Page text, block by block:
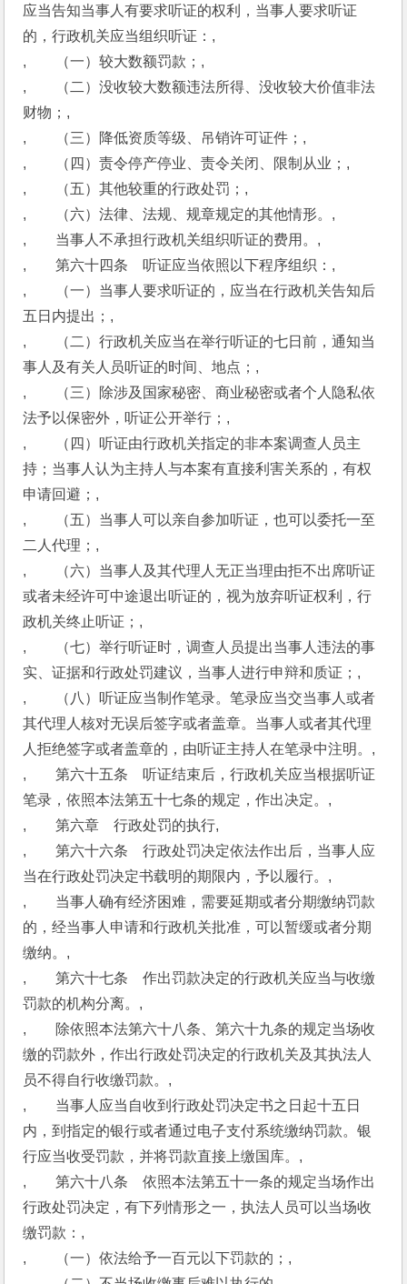
应当告知当事人有要求听证的权利，当事人要求听证
的，行政机关应当组织听证：,
,　　（一）较大数额罚款；,
,　　（二）没收较大数额违法所得、没收较大价值非法
财物；,
,　　（三）降低资质等级、吊销许可证件；,
,　　（四）责令停产停业、责令关闭、限制从业；,
,　　（五）其他较重的行政处罚；,
,　　（六）法律、法规、规章规定的其他情形。,
,　　当事人不承担行政机关组织听证的费用。,
,　　第六十四条　听证应当依照以下程序组织：,
,　　（一）当事人要求听证的，应当在行政机关告知后
五日内提出；,
,　　（二）行政机关应当在举行听证的七日前，通知当
事人及有关人员听证的时间、地点；,
,　　（三）除涉及国家秘密、商业秘密或者个人隐私依
法予以保密外，听证公开举行；,
,　　（四）听证由行政机关指定的非本案调查人员主
持；当事人认为主持人与本案有直接利害关系的，有权
申请回避；,
,　　（五）当事人可以亲自参加听证，也可以委托一至
二人代理；,
,　　（六）当事人及其代理人无正当理由拒不出席听证
或者未经许可中途退出听证的，视为放弃听证权利，行
政机关终止听证；,
,　　（七）举行听证时，调查人员提出当事人违法的事
实、证据和行政处罚建议，当事人进行申辩和质证；,
,　　（八）听证应当制作笔录。笔录应当交当事人或者
其代理人核对无误后签字或者盖章。当事人或者其代理
人拒绝签字或者盖章的，由听证主持人在笔录中注明。,
,　　第六十五条　听证结束后，行政机关应当根据听证
笔录，依照本法第五十七条的规定，作出决定。,
,　　第六章　行政处罚的执行,
,　　第六十六条　行政处罚决定依法作出后，当事人应
当在行政处罚决定书载明的期限内，予以履行。,
,　　当事人确有经济困难，需要延期或者分期缴纳罚款
的，经当事人申请和行政机关批准，可以暂缓或者分期
缴纳。,
,　　第六十七条　作出罚款决定的行政机关应当与收缴
罚款的机构分离。,
,　　除依照本法第六十八条、第六十九条的规定当场收
缴的罚款外，作出行政处罚决定的行政机关及其执法人
员不得自行收缴罚款。,
,　　当事人应当自收到行政处罚决定书之日起十五日
内，到指定的银行或者通过电子支付系统缴纳罚款。银
行应当收受罚款，并将罚款直接上缴国库。,
,　　第六十八条　依照本法第五十一条的规定当场作出
行政处罚决定，有下列情形之一，执法人员可以当场收
缴罚款：,
,　　（一）依法给予一百元以下罚款的；,